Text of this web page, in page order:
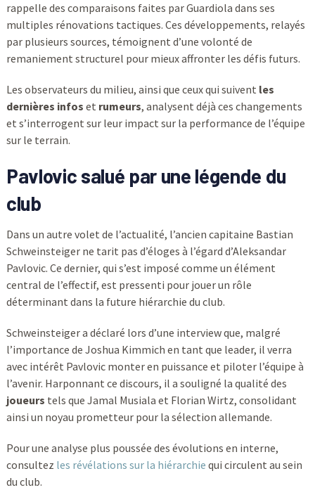
rappelle des comparaisons faites par Guardiola dans ses
multiples rénovations tactiques. Ces développements, relayés
par plusieurs sources, témoignent d’une volonté de
remaniement structurel pour mieux affronter les défis futurs.
Les observateurs du milieu, ainsi que ceux qui suivent les
dernières infos et rumeurs, analysent déjà ces changements
et s’interrogent sur leur impact sur la performance de l’équipe
sur le terrain.
Pavlovic salué par une légende du
club
Dans un autre volet de l’actualité, l’ancien capitaine Bastian
Schweinsteiger ne tarit pas d’éloges à l’égard d’Aleksandar
Pavlovic. Ce dernier, qui s’est imposé comme un élément
central de l’effectif, est pressenti pour jouer un rôle
déterminant dans la future hiérarchie du club.
Schweinsteiger a déclaré lors d’une interview que, malgré
l’importance de Joshua Kimmich en tant que leader, il verra
avec intérêt Pavlovic monter en puissance et piloter l’équipe à
l’avenir. Harponnant ce discours, il a souligné la qualité des
joueurs tels que Jamal Musiala et Florian Wirtz, consolidant
ainsi un noyau prometteur pour la sélection allemande.
Pour une analyse plus poussée des évolutions en interne,
consultez les révélations sur la hiérarchie qui circulent au sein
du club.